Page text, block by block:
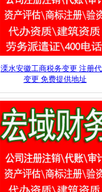
溧水安徽工商税务变更 注册
变更 免费提供地址